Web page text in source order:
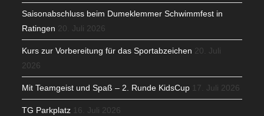
Saisonabschluss beim Dumeklemmer Schwimmfest in
Ratingen 20. Juli 2026
Kurs zur Vorbereitung für das Sportabzeichen 20. Juli
2026
Mit Teamgeist und Spaß – 2. Runde KidsCup 17. Juli 2026
TG Parkplatz 16. Juli 2026